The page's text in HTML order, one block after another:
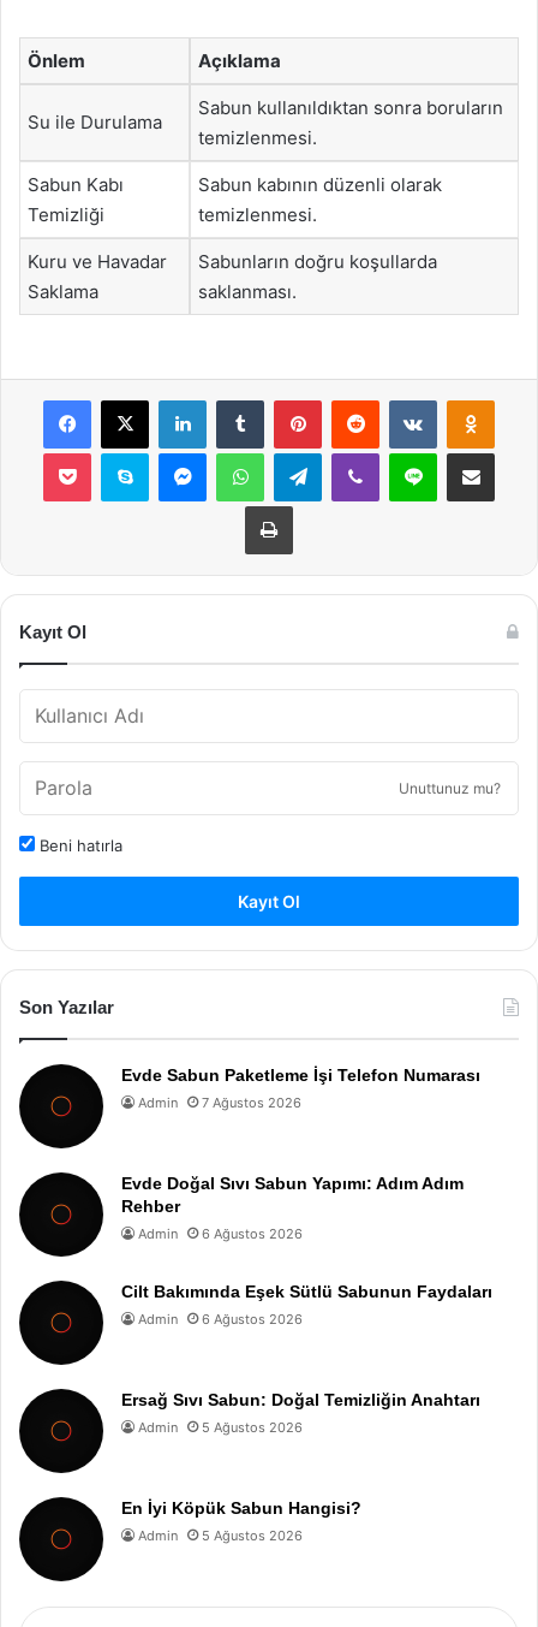
Önlem Açıklama
Su ile Durulama
Sabun kullanıldıktan sonra boruların
temizlenmesi.
Sabun Kabı
Temizliği
Sabun kabının düzenli olarak
temizlenmesi.
Kuru ve Havadar
Saklama
Sabunların doğru koşullarda
saklanması.
Facebook
X LinkedInTumblr PinterestReddit VKontakte
Pocket Skype MessengerWhatsAppTelegramViber Line E-Posta ile
Yazdır
Kayıt Ol
Unuttunuz mu?
Beni hatırla
Kayıt Ol
Son Yazılar
Evde Sabun Paketleme İşi Telefon Numarası
Admin 7 Ağustos 2026
Evde Doğal Sıvı Sabun Yapımı: Adım Adım
Rehber
Admin 6 Ağustos 2026
Cilt Bakımında Eşek Sütlü Sabunun Faydaları
Admin 6 Ağustos 2026
Ersağ Sıvı Sabun: Doğal Temizliğin Anahtarı
Admin 5 Ağustos 2026
En İyi Köpük Sabun Hangisi?
Admin 5 Ağustos 2026